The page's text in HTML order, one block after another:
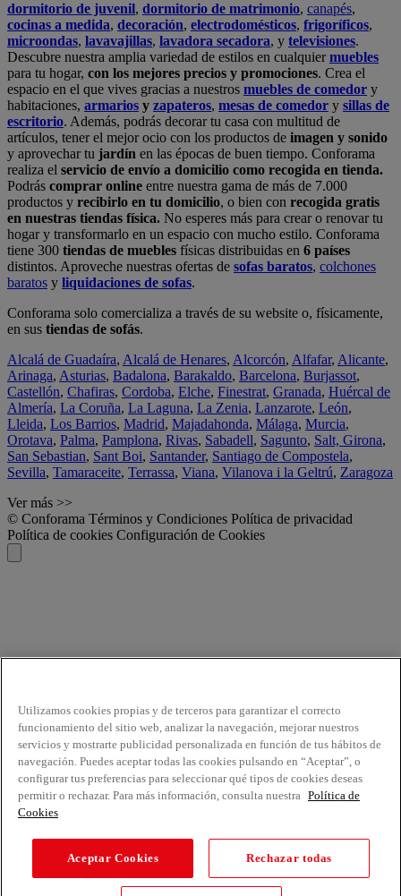
dormitorio de juvenil, dormitorio de matrimonio, canapés,
cocinas a medida, decoración, electrodomésticos, frigoríficos,
microondas, lavavajillas, lavadora secadora, y televisiones.
Descubre nuestra amplia variedad de estilos en cualquiermuebles
para tu hogar, con los mejores precios y promociones. Crea el
espacio en el que vives gracias a nuestros muebles de comedor y
habitaciones, armarios y zapateros, mesas de comedor y sillas de
escritorio. Además, podrás decorar tu casa con multitud de
artículos, tener el mejor ocio con los productos de imagen y sonido
y aprovechar tu jardín en las épocas de buen tiempo. Conforama
realiza el servicio de envío a domicilio como recogida en tienda.
Podrás comprar online entre nuestra gama de más de 7.000
productos y recibirlo en tu domicilio, o bien con recogida gratis
en nuestras tiendas física. No esperes más para crear o renovar tu
hogar y transformarlo en un espacio con mucho estilo. Conforama
tiene 300 tiendas de muebles físicas distribuidas en 6 países
distintos. Aproveche nuestras ofertas de sofas baratos, colchones
baratos y liquidaciones de sofas.
Conforama solo comercializa a través de su website o, físicamente,
en sus tiendas de sofás.
Alcalá de Guadaíra, Alcalá de Henares, Alcorcón, Alfafar, Alicante,
Arinaga, Asturias, Badalona, Barakaldo, Barcelona, Burjassot,
Castellón, Chafiras, Cordoba, Elche, Finestrat, Granada, Huércal de
Almería, La Coruña, La Laguna, La Zenia, Lanzarote, León,
Lleida, Los Barrios, Madrid, Majadahonda, Málaga, Murcia,
Orotava, Palma, Pamplona, Rivas, Sabadell, Sagunto, Salt, Girona,
San Sebastian, Sant Boi, Santander, Santiago de Compostela,
Sevilla, Tamaraceite, Terrassa, Viana, Vilanova i la Geltrú, Zaragoza
Ver más >>
© Conforama Términos y Condiciones Política de privacidad
Política de cookies Configuración de Cookies
Utilizamos cookies propias y de terceros para garantizar el correcto
funcionamiento del sitio web, analizar la navegación, mejorar nuestros
servicios y mostrarte publicidad personalizada en función de tus hábitos de
navegación. Puedes aceptar todas las cookies pulsando en “Aceptar”, o
configurar tus preferencias para seleccionar qué tipos de cookies deseas
permitir o rechazar. Para más información, consulta nuestra Política de
Cookies
Aceptar Cookies Rechazar todas